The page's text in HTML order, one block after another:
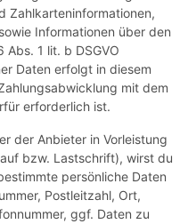
Zahlkarteninformationen,
Informationen über den
1 lit. b DSGVO
Daten erfolgt in diesem
mit dem
erforderlich ist.
der Anbieter in Vorleistung
bzw. Lastschrift), wirst du
persönliche Daten
Postleitzahl, Ort,
ggf. Daten zu